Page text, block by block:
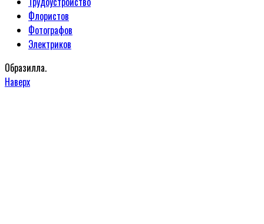
Флористов
Фотографов
Электриков
Образилла.
Наверх